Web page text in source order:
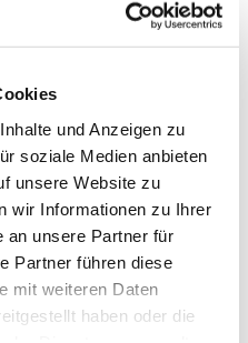
und Anzeigen zu
soziale Medien anbieten
unsere Website zu
wir Informationen zu Ihrer
an unsere Partner für
Partner führen diese
mit weiteren Daten
haben oder die
am Samstag findet statt.
mietet einmal im Jahr ein
ansonsten nie bespielt wird,
ab. Dann laufen alle
mal zu sehen.
erwischt, und die "Olympia
sind im Vorverkauf über